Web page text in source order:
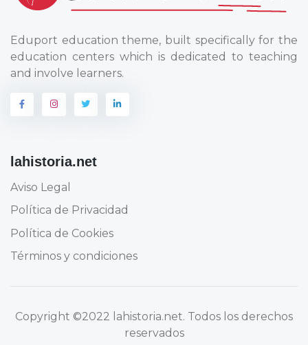
Eduport education theme, built specifically for the
education centers which is dedicated to teaching
and involve learners.
lahistoria.net
Aviso Legal
Política de Privacidad
Política de Cookies
Términos y condiciones
Copyright ©2022 lahistoria.net. Todos los derechos
reservados